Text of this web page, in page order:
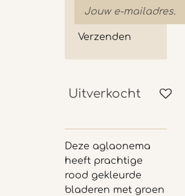
Verzenden
Uitverkocht
Deze aglaonema
heeft prachtige
rood gekleurde
bladeren met groen